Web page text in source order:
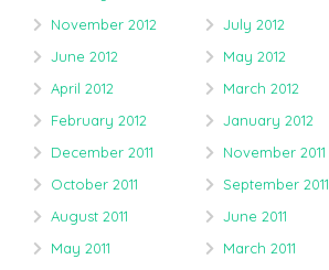
November 2012
July 2012
June 2012
May 2012
April 2012
March 2012
February 2012
January 2012
December 2011
November 2011
October 2011
September 2011
August 2011
June 2011
May 2011
March 2011